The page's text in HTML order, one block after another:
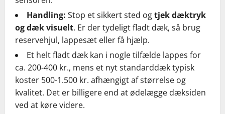
Handling: Stop et sikkert sted ogtjek dæktryk
og dæk visuelt. Er der tydeligt fladt dæk, så brug
reservehjul, lappesæt eller få hjælp.
Et helt fladt dæk kan i nogle tilfælde lappes for
ca. 200-400 kr., mens et nyt standarddæk typisk
koster 500-1.500 kr. afhængigt af størrelse og
kvalitet. Det er billigere end at ødelægge dæksiden
ved at køre videre.